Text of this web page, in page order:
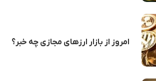
امروز از بازار ارزهای مجازی چه خبر؟